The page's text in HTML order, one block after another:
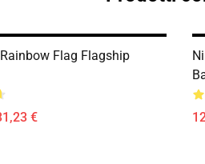
Flag Flagship
€